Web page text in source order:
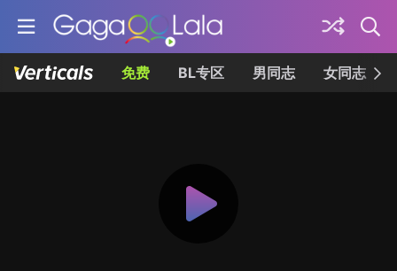
免费 BL专区 男同志 女同志